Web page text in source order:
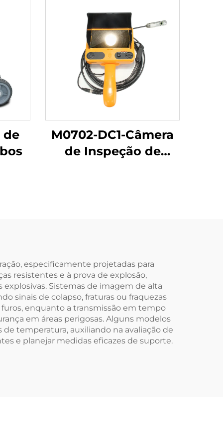
de
M0702-DC1-Câmera
de Inspeção de
especificamente projetadas para
resistentes e à prova de explosão,
Sistemas de imagem de alta
sinais de colapso, fraturas ou fraquezas
enquanto a transmissão em tempo
em áreas perigosas. Alguns modelos
temperatura, auxiliando na avaliação de
e planejar medidas eficazes de suporte.